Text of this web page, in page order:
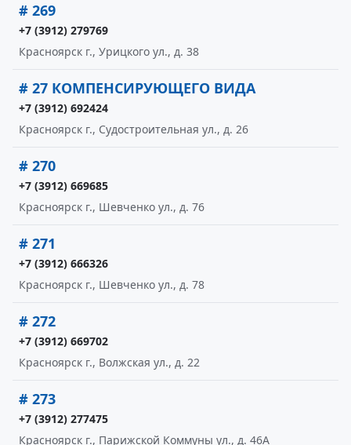
# 269
+7 (3912) 279769
Красноярск г., Урицкого ул., д. 38
# 27 КОМПЕНСИРУЮЩЕГО ВИДА
+7 (3912) 692424
Красноярск г., Судостроительная ул., д. 26
# 270
+7 (3912) 669685
Красноярск г., Шевченко ул., д. 76
# 271
+7 (3912) 666326
Красноярск г., Шевченко ул., д. 78
# 272
+7 (3912) 669702
Красноярск г., Волжская ул., д. 22
# 273
+7 (3912) 277475
Красноярск г., Парижской Коммуны ул., д. 46А